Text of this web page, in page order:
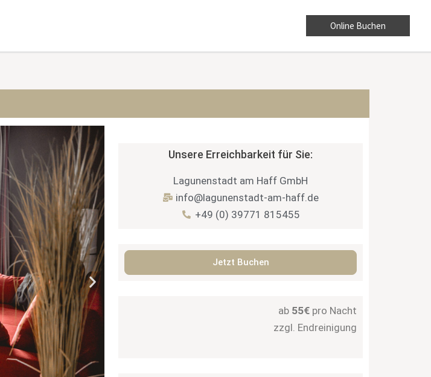
Online Buchen
Unsere Erreichbarkeit für Sie:
Lagunenstadt am Haff GmbH
info@lagunenstadt-am-haff.de
+49 (0) 39771 815455
Jetzt Buchen
ab 55€ pro Nacht
zzgl. Endreinigung